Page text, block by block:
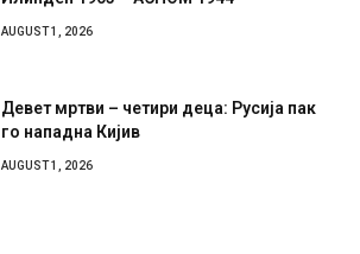
AUGUST 1, 2026
Девет мртви – четири деца: Русија пак
го нападна Кијив
AUGUST 1, 2026